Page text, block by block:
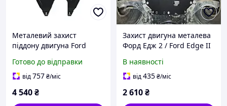
Металевий захист
піддону двигуна Ford
EcoBoost; 3.5 Duratec
радіатор, двигун і КПП
Готово до відправки
від757₴/міс
4 540₴
Захист двигуна металева
Форд Едж 2 / Ford Edge II
2.0L/ {двигун і КПП} Titan
В наявності
від435₴/міс
2 610₴